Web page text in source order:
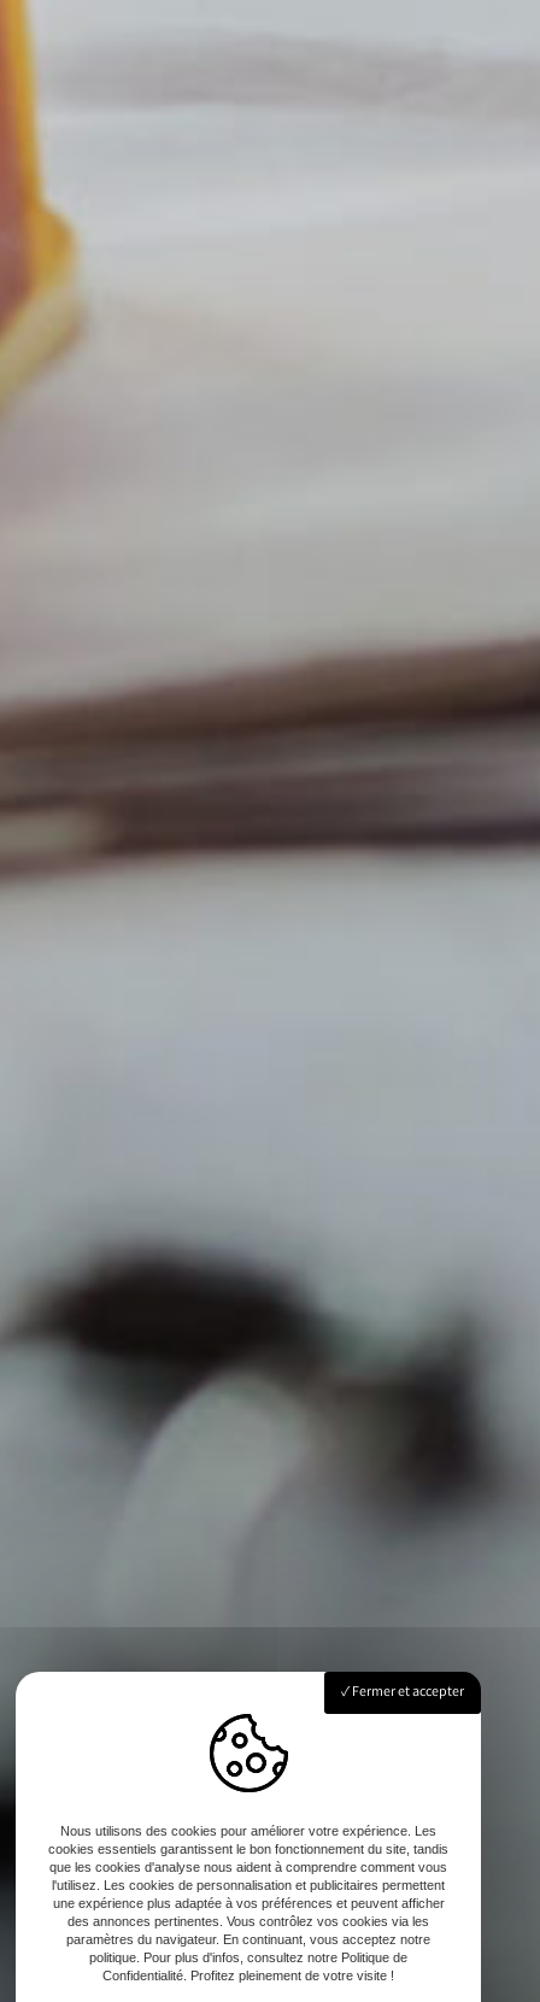
Fermer et accepter
Nous utilisons des cookies pour améliorer votre expérience. Les
cookies essentiels garantissent le bon fonctionnement du site, tandis
que les cookies d'analyse nous aident à comprendre comment vous
l'utilisez. Les cookies de personnalisation et publicitaires permettent
une expérience plus adaptée à vos préférences et peuvent afficher
des annonces pertinentes. Vous contrôlez vos cookies via les
paramètres du navigateur. En continuant, vous acceptez notre
politique. Pour plus d'infos, consultez notre Politique de
Confidentialité. Profitez pleinement de votre visite !